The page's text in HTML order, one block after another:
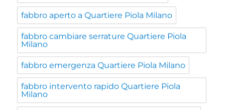
fabbro aperto a Quartiere Piola Milano
fabbro cambiare serrature Quartiere Piola
Milano
fabbro emergenza Quartiere Piola Milano
fabbro intervento rapido Quartiere Piola
Milano